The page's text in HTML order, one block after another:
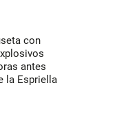
con
antes
la Espriella